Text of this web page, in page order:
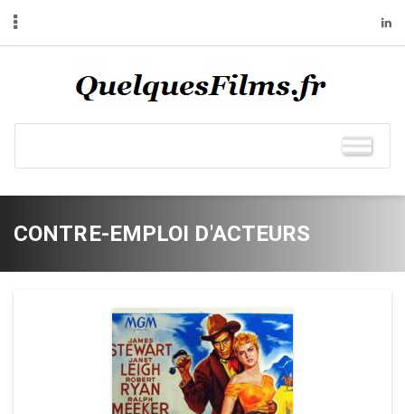
CONTRE-EMPLOI D'ACTEURS